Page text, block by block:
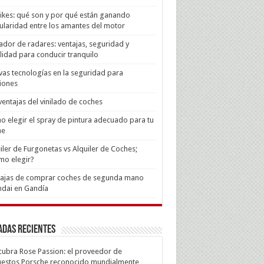
qué son y por qué están ganando
entre los amantes del motor
de radares: ventajas, seguridad y
para conducir tranquilo
tecnologías en la seguridad para
del vinilado de coches
elegir el spray de pintura adecuado para tu
de Furgonetas vs Alquiler de Coches;
elegir?
de comprar coches de segunda mano
en Gandía
recientes
Rose Passion: el proveedor de
Porsche reconocido mundialmente